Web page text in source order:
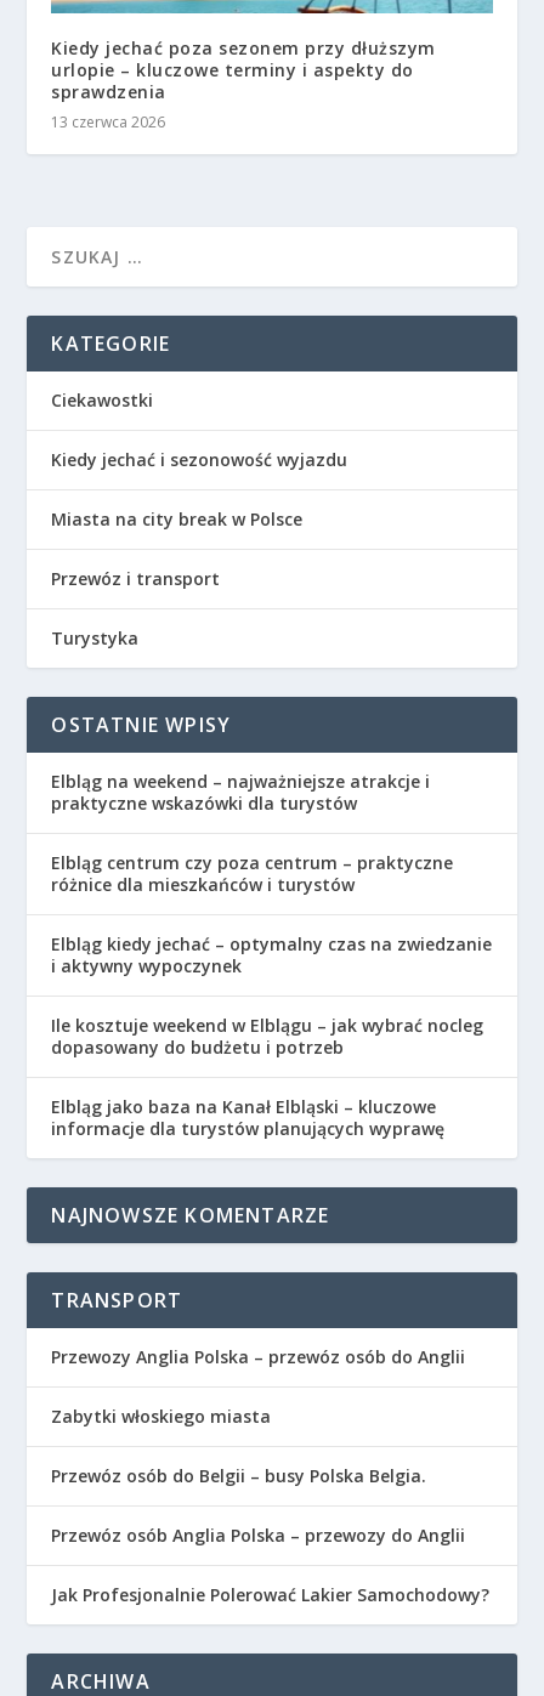
Kiedy jechać poza sezonem przy dłuższym
urlopie – kluczowe terminy i aspekty do
sprawdzenia
13 czerwca 2026
KATEGORIE
Ciekawostki
Kiedy jechać i sezonowość wyjazdu
Miasta na city break w Polsce
Przewóz i transport
Turystyka
OSTATNIE WPISY
Elbląg na weekend – najważniejsze atrakcje i
praktyczne wskazówki dla turystów
Elbląg centrum czy poza centrum – praktyczne
różnice dla mieszkańców i turystów
Elbląg kiedy jechać – optymalny czas na zwiedzanie
i aktywny wypoczynek
Ile kosztuje weekend w Elblągu – jak wybrać nocleg
dopasowany do budżetu i potrzeb
Elbląg jako baza na Kanał Elbląski – kluczowe
informacje dla turystów planujących wyprawę
NAJNOWSZE KOMENTARZE
TRANSPORT
Przewozy Anglia Polska – przewóz osób do Anglii
Zabytki włoskiego miasta
Przewóz osób do Belgii – busy Polska Belgia.
Przewóz osób Anglia Polska – przewozy do Anglii
Jak Profesjonalnie Polerować Lakier Samochodowy?
ARCHIWA